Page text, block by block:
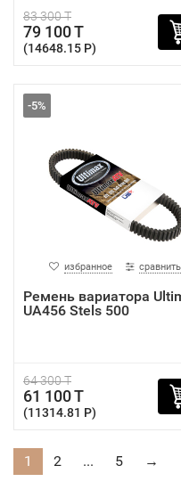
83 300 T
79 100 T
(14648.15 P)
-5%
избранное сравнить
Ремень вариатора
UA456 Stels 500
64 300 T
61 100 T
(11314.81 P)
1 2 ... 5 →